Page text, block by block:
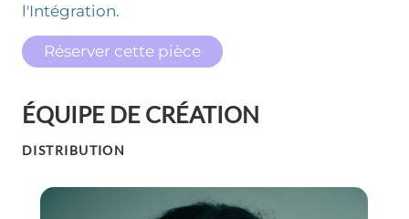
l'Intégration.
Réserver cette pièce
ÉQUIPE DE CRÉATION
DISTRIBUTION